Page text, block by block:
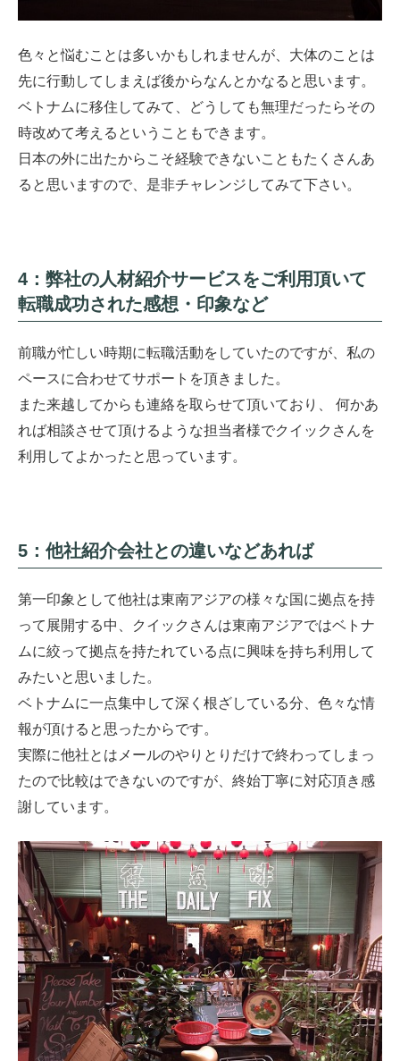
色々と悩むことは多いかもしれませんが、大体のことは
先に行動してしまえば後からなんとかなると思います。
ベトナムに移住してみて、どうしても無理だったらその
時改めて考えるということもできます。
日本の外に出たからこそ経験できないこともたくさんあ
ると思いますので、是非チャレンジしてみて下さい。
4：弊社の人材紹介サービスをご利用頂いて
転職成功された感想・印象など
前職が忙しい時期に転職活動をしていたのですが、私の
ペースに合わせてサポートを頂きました。
また来越してからも連絡を取らせて頂いており、 何かあ
れば相談させて頂けるような担当者様でクイックさんを
利用してよかったと思っています。
5：他社紹介会社との違いなどあれば
第一印象として他社は東南アジアの様々な国に拠点を持
って展開する中、クイックさんは東南アジアではベトナ
ムに絞って拠点を持たれている点に興味を持ち利用して
みたいと思いました。
ベトナムに一点集中して深く根ざしている分、色々な情
報が頂けると思ったからです。
実際に他社とはメールのやりとりだけで終わってしまっ
たので比較はできないのですが、終始丁寧に対応頂き感
謝しています。